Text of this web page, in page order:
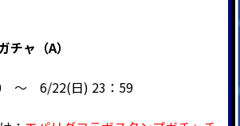
チャ（A）
～ 6/22(日) 23：59